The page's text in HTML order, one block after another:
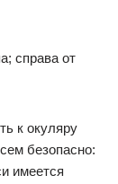
к окуляру
безопасно:
имеется